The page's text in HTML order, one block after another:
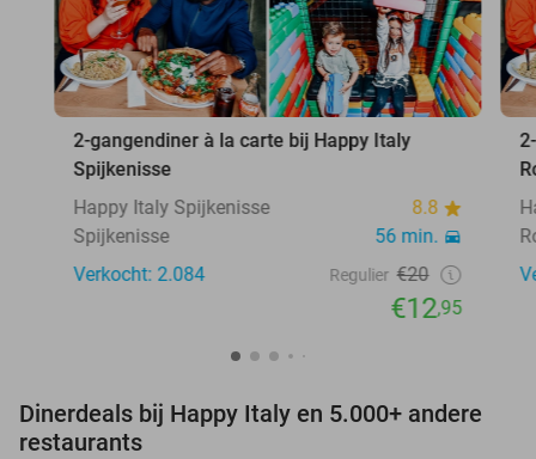
2-gangendiner à la carte bij Happy Italy
Spijkenisse
Happy Italy Spijkenisse
8.8
Spijkenisse
56 min.
Verkocht: 2.084
Regulier €20
€12,95
Dinerdeals bij Happy Italy en 5.000+ andere
restaurants